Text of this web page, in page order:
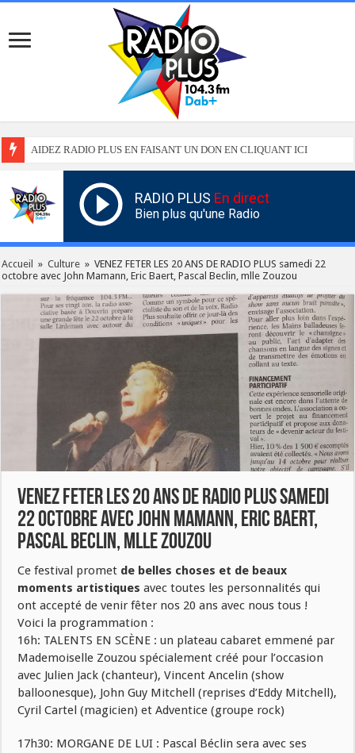
AIDEZ RADIO PLUS EN FAISANT UN DON EN CLIQUANT ICI
RADIO PLUS En direct
Bien plus qu'une Radio
Accueil » Culture » VENEZ FETER LES 20 ANS DE RADIO PLUS samedi 22
octobre avec John Mamann, Eric Baert, Pascal Beclin, mlle Zouzou
VENEZ FETER LES 20 ANS DE RADIO PLUS samedi
22 octobre avec John Mamann, Eric Baert,
Pascal Beclin, mlle Zouzou
Ce festival promet de belles choses et de beaux
moments artistiques avec toutes les personnalités qui
ont accepté de venir fêter nos 20 ans avec nous tous !
Voici la programmation :
16h: TALENTS EN SCÈNE : un plateau cabaret emmené par
Mademoiselle Zouzou spécialement créé pour l’occasion
avec Julien Jack (chanteur), Vincent Ancelin (show
balloonesque), John Guy Mitchell (reprises d’Eddy Mitchell),
Cyril Cartel (magicien) et Adventice (groupe rock)
17h30: MORGANE DE LUI : Pascal Béclin sera avec ses